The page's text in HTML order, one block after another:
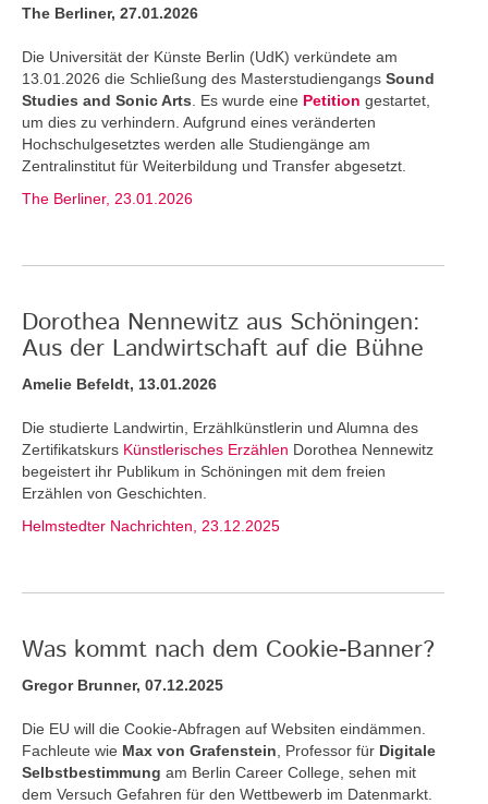
The Berliner, 27.01.2026
Die Universität der Künste Berlin (UdK) verkündete am
13.01.2026 die Schließung des Masterstudiengangs Sound
Studies and Sonic Arts . Es wurde eine Petition gestartet,
um dies zu verhindern. Aufgrund eines veränderten
Hochschulgesetztes werden alle Studiengänge am
Zentralinstitut für Weiterbildung und Transfer abgesetzt.
The Berliner, 23.01.2026
Dorothea Nennewitz aus Schöningen:
Aus der Landwirtschaft auf die Bühne
Amelie Befeldt, 13.01.2026
Die studierte Landwirtin, Erzählkünstlerin und Alumna des
Zertifikatskurs Künstlerisches Erzählen Dorothea Nennewitz
begeistert ihr Publikum in Schöningen mit dem freien
Erzählen von Geschichten.
Helmstedter Nachrichten, 23.12.2025
Was kommt nach dem Cookie-Banner?
Gregor Brunner, 07.12.2025
Die EU will die Cookie-Abfragen auf Websiten eindämmen.
Fachleute wie Max von Grafenstein , Professor für Digitale
Selbstbestimmung am Berlin Career College, sehen mit
dem Versuch Gefahren für den Wettbewerb im Datenmarkt.